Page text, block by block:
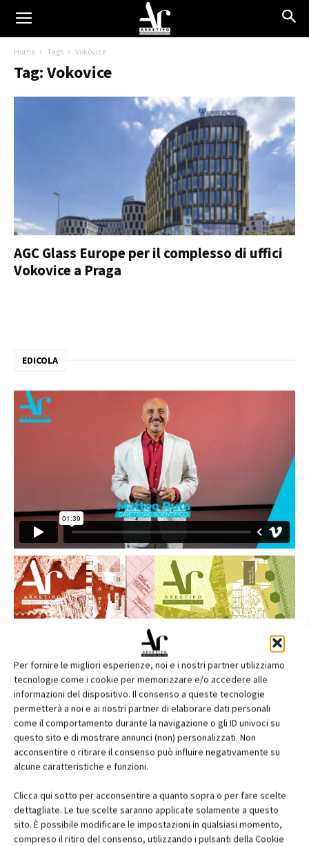
Per fornire le migliori esperienze, noi e i nostri partner utilizziamo
tecnologie come i cookie per memorizzare e/o accedere alle
informazioni del dispositivo. Il consenso a queste tecnologie
permetterà a noi e ai nostri partner di elaborare dati personali
come il comportamento durante la navigazione o gli ID univoci su
questo sito e di mostrare annunci (non) personalizzati. Non
acconsentire o ritirare il consenso può influire negativamente su
alcune caratteristiche e funzioni.
Clicca qui sotto per acconsentire a quanto sopra o per fare scelte
dettagliate. Le tue scelte saranno applicate solamente a questo
sito. È possibile modificare le impostazioni in qualsiasi momento,
compreso il ritiro del consenso, utilizzando i pulsanti della Cookie
Home Tags Vokovice
Tag: Vokovice
AGC Glass Europe per il complesso di uffici
Vokovice a Praga
EDICOLA
Edicola web
Abbonati e regala
Iscriviti alla newsletter